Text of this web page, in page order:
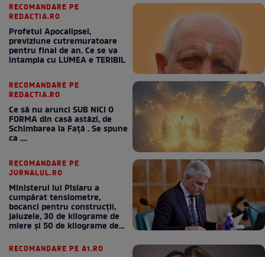
RECOMANDARE PE
REDACTIA.RO
Profetul Apocalipsei,
previziune cutremuratoare
pentru final de an. Ce se va
intampla cu LUMEA e TERIBIL
RECOMANDARE PE
REDACTIA.RO
Ce să nu arunci SUB NICI O
FORMA din casă astăzi, de
Schimbarea la Față . Se spune
ca ....
RECOMANDARE PE
JURNALUL.RO
Ministerul lui Pîslaru a
cumpărat tensiometre,
bocanci pentru construcții,
jaluzele, 30 de kilograme de
miere și 50 de kilograme de
RECOMANDARE PE A1.RO